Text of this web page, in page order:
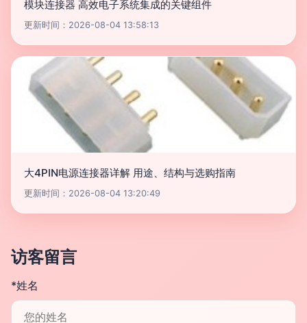
模块连接器 高效电子系统集成的关键组件
更新时间：2026-08-04 13:58:13
大4PIN电源连接器详解 用途、结构与选购指南
更新时间：2026-08-04 13:20:49
访客留言
*姓名